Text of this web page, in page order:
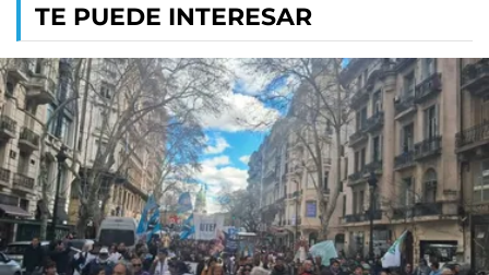
TE PUEDE INTERESAR